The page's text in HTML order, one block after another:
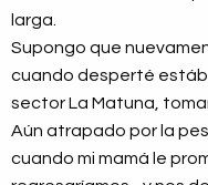
larga.
Supongo que
cuando desperté
sector La Matuna,
Aún atrapado por la
cuando mi mamá le